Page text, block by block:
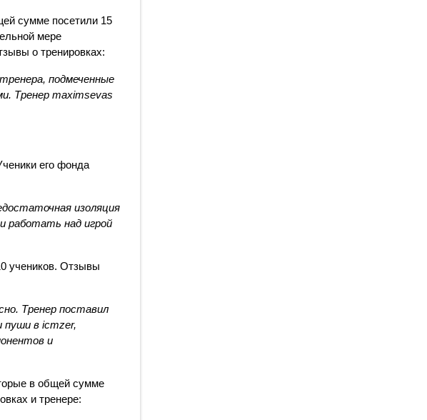
сумме посетили 15
мере
о тренировках:
подмеченные
Тренер maximsevas
его фонда
изоляция
работать над игрой
учеников. Отзывы
Тренер поставил
в icmzer,
и
в общей сумме
и тренере: